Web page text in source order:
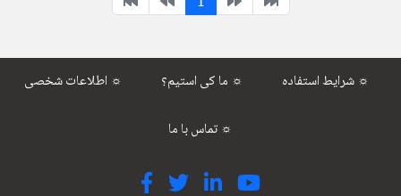
اطلاعات شخصی ☼ ما کی استیم؟ ☼ شرایط استفاده ☼
تماس با ما ☼